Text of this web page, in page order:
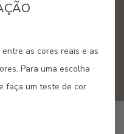
as cores reais e as
Para uma escolha
faça um teste de cor